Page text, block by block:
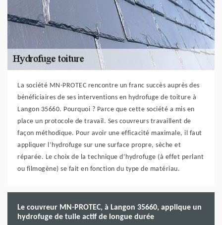
La société MN-PROTEC rencontre un franc succès auprès des
bénéficiaires de ses interventions en hydrofuge de toiture à
Langon 35660. Pourquoi ? Parce que cette société a mis en
place un protocole de travail. Ses couvreurs travaillent de
façon méthodique. Pour avoir une efficacité maximale, il faut
appliquer l’hydrofuge sur une surface propre, sèche et
réparée. Le choix de la technique d’hydrofuge (à effet perlant
ou filmogène) se fait en fonction du type de matériau.
Le couvreur MN-PROTEC, à Langon 35660, applique un
hydrofuge de tuile actif de longue durée